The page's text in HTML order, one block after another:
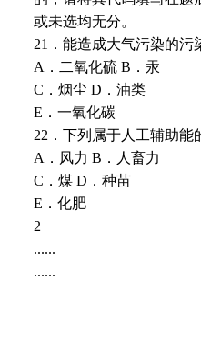
或未选均无分。
21．能造成大气污
A．二氧化硫 B．汞
C．烟尘 D．油类
E．一氧化碳
22．下列属于人工
A．风力 B．人畜力
C．煤 D．种苗
E．化肥
2
......
......